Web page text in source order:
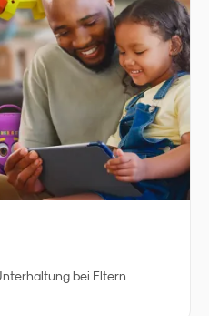
bei Eltern